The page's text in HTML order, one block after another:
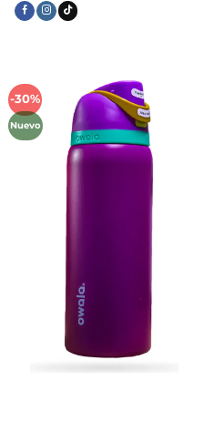
-30%
Nuevo
Añadir
lista de
deseos